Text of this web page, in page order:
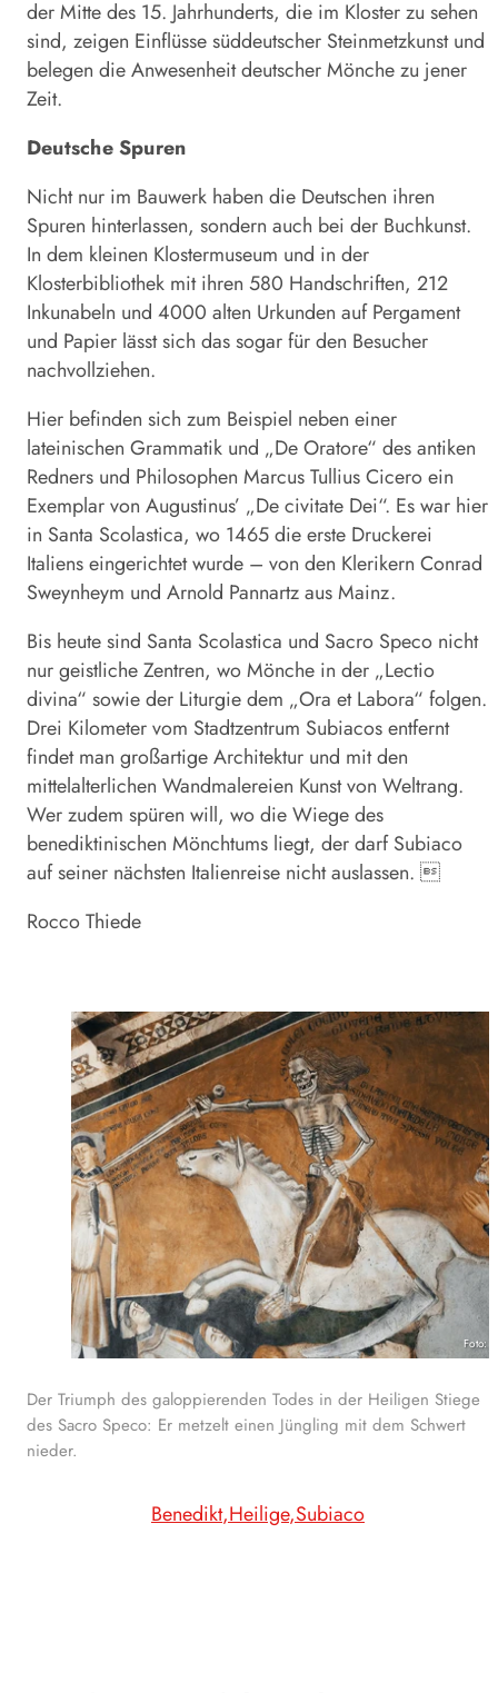
der Mitte des 15. Jahrhunderts, die im Kloster zu sehen
sind, zeigen Einflüsse süddeutscher Steinmetzkunst und
belegen die Anwesenheit deutscher Mönche zu jener
Zeit.
Deutsche Spuren
Nicht nur im Bauwerk haben die Deutschen ihren
Spuren hinterlassen, sondern auch bei der Buchkunst.
In dem kleinen Klostermuseum und in der
Klosterbibliothek mit ihren 580 Handschriften, 212
Inkunabeln und 4000 alten Urkunden auf Pergament
und Papier lässt sich das sogar für den Besucher
nachvollziehen.
Hier befinden sich zum Beispiel neben einer
lateinischen Grammatik und „De Oratore“ des antiken
Redners und Philosophen Marcus Tullius Cicero ein
Exemplar von Augustinus’ „De civitate Dei“. Es war hier
in Santa Scolastica, wo 1465 die erste Druckerei
Italiens eingerichtet wurde – von den Klerikern Conrad
Sweynheym und Arnold Pannartz aus Mainz.
Bis heute sind Santa Scolastica und Sacro Speco nicht
nur geistliche Zentren, wo Mönche in der „Lectio
divina“ sowie der Liturgie dem „Ora et Labora“ folgen.
Drei Kilometer vom Stadtzentrum Subia­cos entfernt
findet man großartige Architektur und mit den
mittelalterlichen Wandmalereien Kunst von Weltrang.
Wer zudem spüren will, wo die Wiege des
benediktinischen Mönchtums liegt, der darf Subiaco
auf seiner nächsten Italienreise nicht auslassen. 
Rocco Thiede
Foto:
Der Triumph des galoppierenden Todes in der Heiligen Stiege
des Sacro Speco: Er metzelt einen Jüngling mit dem Schwert
nieder.
Benedikt Heilige Subiaco